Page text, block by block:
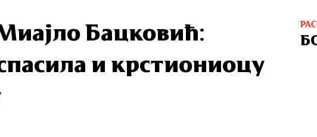
Бацковић:
и крстиониоцу